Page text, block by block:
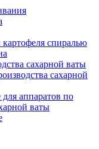
спиралью
сахарной ваты
сахарной
аппаратов по
ваты